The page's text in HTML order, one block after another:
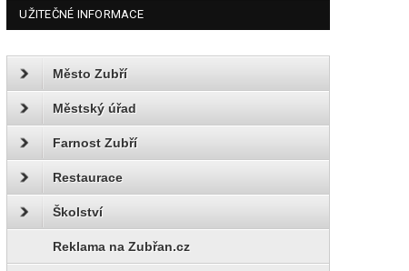
UŽITEČNÉ INFORMACE
Město Zubří
Městský úřad
Farnost Zubří
Restaurace
Školství
Reklama na Zubřan.cz